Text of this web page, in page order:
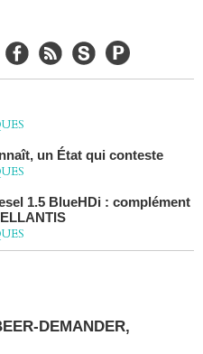
Me Christophe
parties civiles, après la
lieu
presque) sur l'action
DEMANDER,